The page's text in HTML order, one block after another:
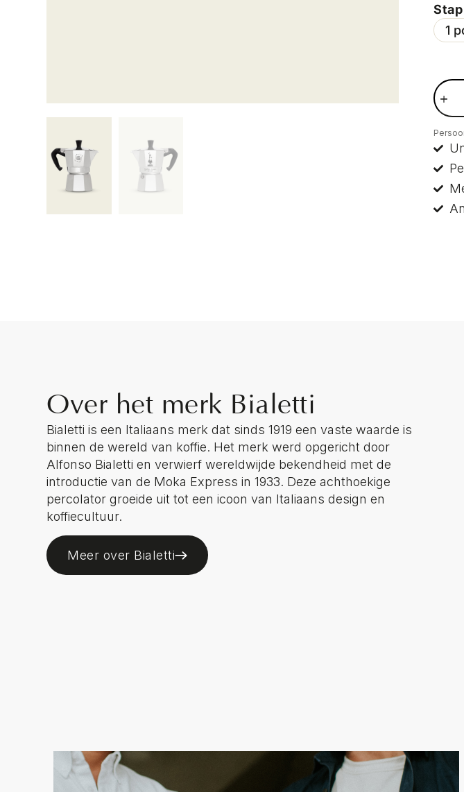
1
Over het merk Bialetti
Bialetti is een Italiaans merk dat sinds 1919 een vaste waarde is
binnen de wereld van koffie. Het merk werd opgericht door
Alfonso Bialetti en verwierf wereldwijde bekendheid met de
introductie van de Moka Express in 1933. Deze achthoekige
percolator groeide uit tot een icoon van Italiaans design en
koffiecultuur.
Meer over Bialetti